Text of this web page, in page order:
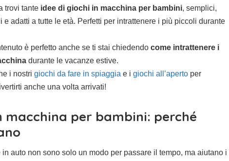
trovi tante idee di giochi in macchina per bambini, semplici,
e adatti a tutte le età. Perfetti per intrattenere i più piccoli durante
è perfetto anche se ti stai chiedendo come intrattenere i
durante le vacanze estive.
i nostri giochi da fare in spiaggia e i giochi all’aperto per
anche una volta arrivati!
macchina per bambini: perché
in auto non sono solo un modo per passare il tempo, ma aiutano i